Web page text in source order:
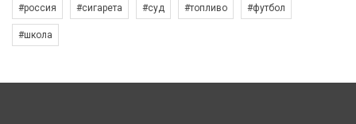
#россия #сигарета #суд #топливо #футбол
#школа